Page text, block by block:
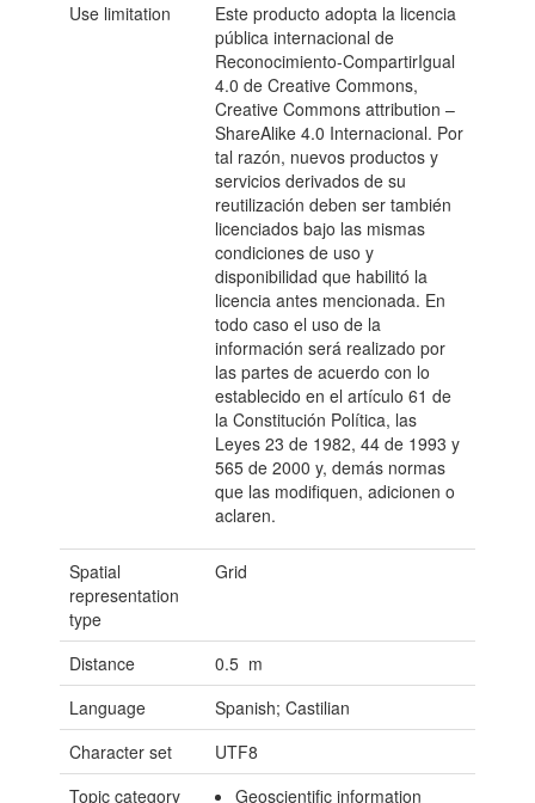
Use limitation
Este producto adopta la licencia
pública internacional de
Reconocimiento-CompartirIgual
4.0 de Creative Commons,
Creative Commons attribution –
ShareAlike 4.0 Internacional. Por
tal razón, nuevos productos y
servicios derivados de su
reutilización deben ser también
licenciados bajo las mismas
condiciones de uso y
disponibilidad que habilitó la
licencia antes mencionada. En
todo caso el uso de la
información será realizado por
las partes de acuerdo con lo
establecido en el artículo 61 de
la Constitución Política, las
Leyes 23 de 1982, 44 de 1993 y
565 de 2000 y, demás normas
que las modifiquen, adicionen o
aclaren.
Spatial
representation
type
Grid
Distance
0.5 m
Language
Spanish; Castilian
Character set
UTF8
Topic category
Geoscientific information